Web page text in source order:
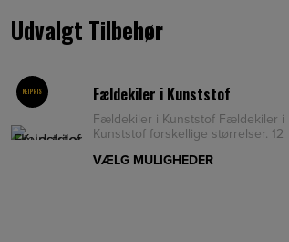
Udvalgt Tilbehør
NETPRIS Fældekiler i Kunststof
Fældekiler i Kunststof Fældekiler i
Kunststof forskellige størrelser. 12
VÆLG MULIGHEDER